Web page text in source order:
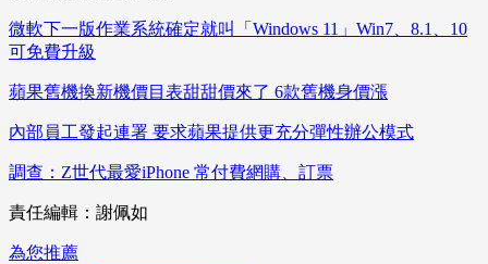
微軟下一版作業系統確定就叫「Windows 11」Win7、8.1、10
可免費升級
蘋果舊機換新機價目表甜甜價來了 6款舊機身價漲
內部員工發起連署 要求蘋果提供更充分彈性辦公模式
調查：Z世代最愛iPhone 常付費網購、訂票
責任編輯：謝佩如
為您推薦